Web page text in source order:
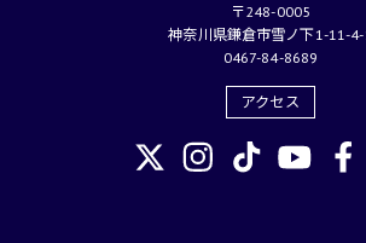
〒248-0005
神奈川県鎌倉市雪ノ下1-11-4-
0467-84-8689
アクセス